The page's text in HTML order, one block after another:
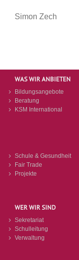
Simon Zech
WAS WIR ANBIETEN
Bildungsangebote
Beratung
KSM International
Schule & Gesundheit
Fair Trade
Projekte
WER WIR SIND
Sekretariat
Schulleitung
Verwaltung